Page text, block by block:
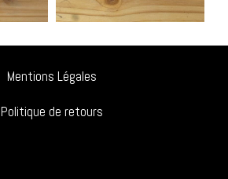
Mentions Légales
Politique de retours